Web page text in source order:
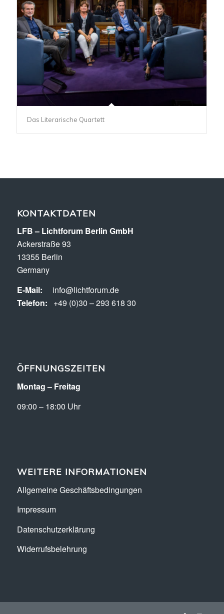
Das Literarische Quartett
KONTAKTDATEN
LFB – Lichtforum Berlin GmbH
Ackerstraße 93
13355 Berlin
Germany
E-Mail: info@lichtforum.de
Telefon: +49 (0)30 – 293 618 30
ÖFFNUNGSZEITEN
Montag – Freitag
09:00 – 18:00 Uhr
WEITERE INFORMATIONEN
Allgemeine Geschäftsbedingungen
Impressum
Datenschutzerklärung
Widerrufsbelehrung